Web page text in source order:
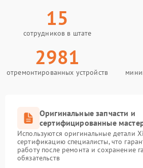
15
сотрудников в штате
2981
отремонтированных устройств
Оригинальные запчасти и
сертифицированные
Используются оригинальные детали
сертификацию специалисты, что
работу после ремонта и сохранение
обязательств